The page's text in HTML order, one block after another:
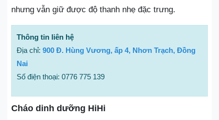
nhưng vẫn giữ được độ thanh nhẹ đặc trưng.
Thông tin liên hệ
Địa chỉ: 900 Đ. Hùng Vương, ấp 4, Nhơn Trạch, Đồng
Nai
Số điện thoại: 0776 775 139
Cháo dinh dưỡng HiHi